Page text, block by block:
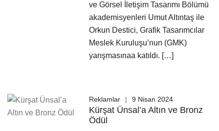
ve Görsel İletişim Tasarımı Bölümü
akademisyenleri Umut Altıntaş ile
Orkun Destici, Grafik Tasarımcılar
Meslek Kuruluşu’nun (GMK)
yarışmasınaa katıldı. […]
Reklamlar 9 Nisan 2024
Kürşat Ünsal’a Altın ve Bronz
Ödül